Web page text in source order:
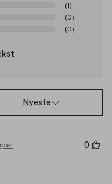
(1)
(0)
(0)
Nyeste
0